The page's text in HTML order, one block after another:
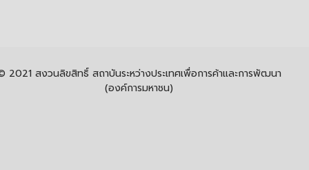
2021 สงวนลิขสิทธิ์ สถาบันระหว่างประเทศเพื่อการค้าและการพัฒนา
(องค์การมหาชน)